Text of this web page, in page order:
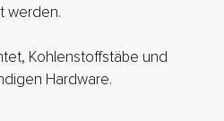
werden.
Kohlenstoffstäbe und
Hardware.